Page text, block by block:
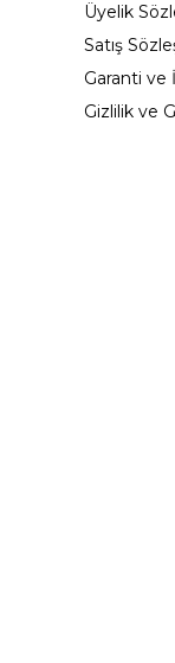
Üyelik
Satış
Garanti ve
Gizlilik ve